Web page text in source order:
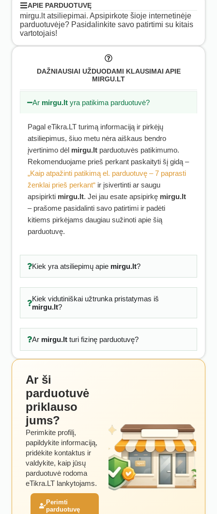
APIE PARDUOTUVĘ
mirgu.lt atsiliepimai. Apsipirkote šioje internetinėje
parduotuvėje? Pasidalinkite savo patirtimi su kitais
vartotojais!
DAŽNIAUSIAI UŽDUODAMI KLAUSIMAI APIE
MIRGU.LT
Ar mirgu.lt yra patikima parduotuvė?
Pagal eTikra.LT turimą informaciją ir pirkėjų
atsiliepimus, šiuo metu nėra aiškaus bendro
įvertinimo dėl mirgu.lt parduotuvės patikimumo.
Rekomenduojame prieš perkant paskaityti šį gidą –
„Kaip atpažinti patikimą el. parduotuvę – 7 paprasti
ženklai prieš perkant“ ir įsivertinti ar saugu
apsipirkti mirgu.lt. Jei jau esate apsipirkę mirgu.lt
– prašome pasidalinti savo patirtimi ir padėti
kitiems pirkėjams daugiau sužinoti apie šią
parduotuvę.
Kiek yra atsiliepimų apie mirgu.lt?
Kiek vidutiniškai užtrunka pristatymas iš
mirgu.lt?
Ar mirgu.ltturi fizinę parduotuvę?
Ar ši
parduotuvė
priklauso
jums?
Perimkite profilį,
papildykite informaciją,
pridėkite kontaktus ir
valdykite, kaip jūsų
parduotuvė rodoma
eTikra.LT lankytojams.
Perimti
parduotuvę